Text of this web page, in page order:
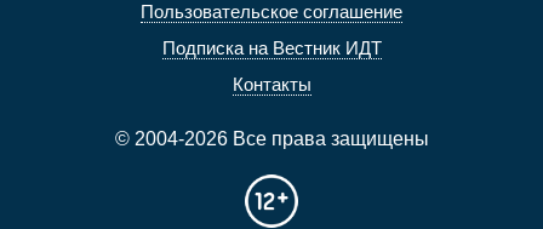
Пользовательское соглашение
Подписка на Вестник ИДТ
Контакты
© 2004-2026 Все права защищены